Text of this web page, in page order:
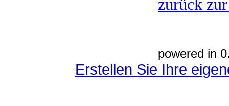
zurück
powered in
Erstellen Sie Ihre